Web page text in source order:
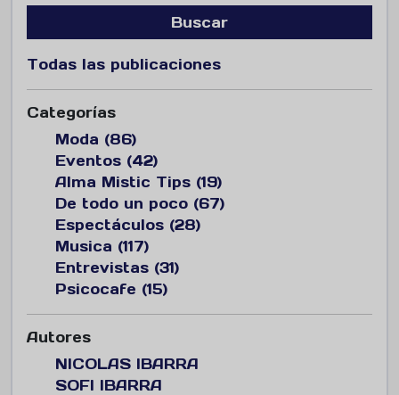
Buscar
Todas las publicaciones
Categorías
Moda (86)
Eventos (42)
Alma Mistic Tips (19)
De todo un poco (67)
Espectáculos (28)
Musica (117)
Entrevistas (31)
Psicocafe (15)
Autores
NICOLAS IBARRA
SOFI IBARRA